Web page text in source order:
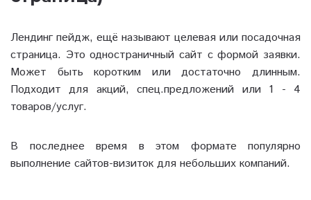
Лендинг пейдж, ещё называют целевая или посадочная
страница. Это одностраничный сайт с формой заявки.
Может быть коротким или достаточно длинным.
Подходит для акций, спец.предложений или 1 - 4
товаров/услуг.
В последнее время в этом формате популярно
выполнение сайтов-визиток для небольших компаний.